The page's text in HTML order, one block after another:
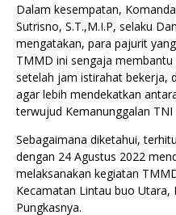
Dalam kesempatan,
Sutrisno, S.T.,M.I.P, selaku
mengatakan, para pajurit
TMMD ini sengaja
setelah jam istirahat bekerja,
agar lebih mendekatkan
terwujud Kemanunggalan TNI
Sebagaimana diketahui,
dengan 24 Agustus 2022
melaksanakan kegiatan
Kecamatan Lintau buo Utara,
Pungkasnya.